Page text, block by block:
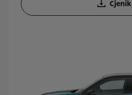
Cjenik